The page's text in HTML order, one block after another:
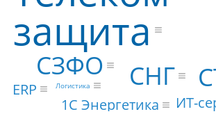
защита
СЗФО СНГ
ERP
1С Энергетика ИТ-
Логистика